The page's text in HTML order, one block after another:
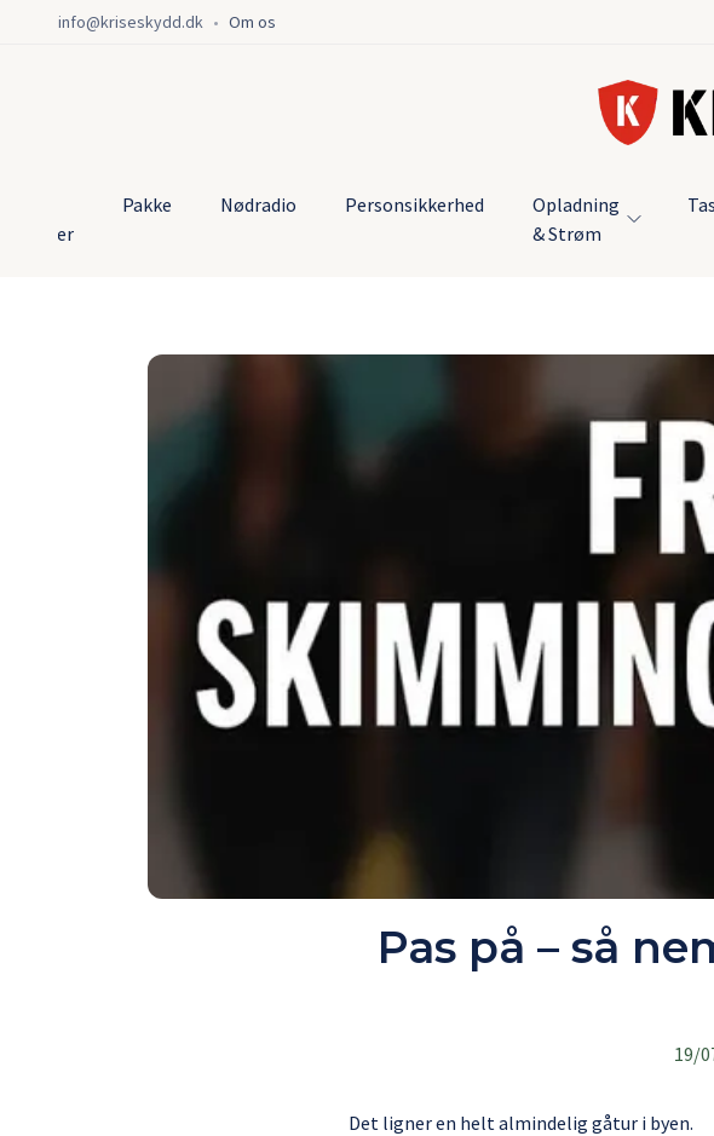
info@kriseskydd.dk • Om os
Pakke Nødradio Personsikkerhed
Opladning
& Strøm
Pas på – så
19/
Det ligner en helt almindelig gåtur i byen.